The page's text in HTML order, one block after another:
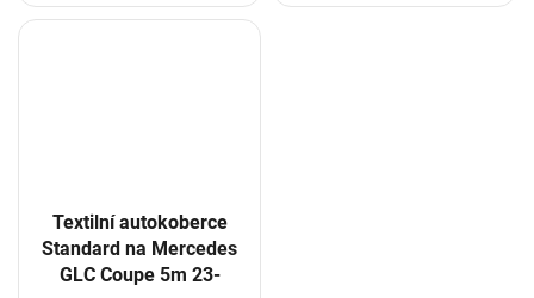
Textilní autokoberce
Standard na Mercedes
GLC Coupe 5m 23-